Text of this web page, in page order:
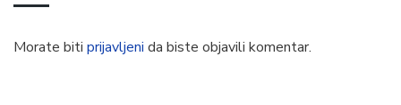
Morate biti prijavljeni da biste objavili komentar.